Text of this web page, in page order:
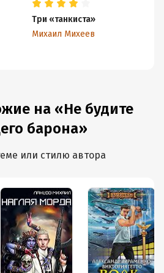
Три «танкиста»
Михаил Михеев
на «Не будите
барона»
или стилю автора